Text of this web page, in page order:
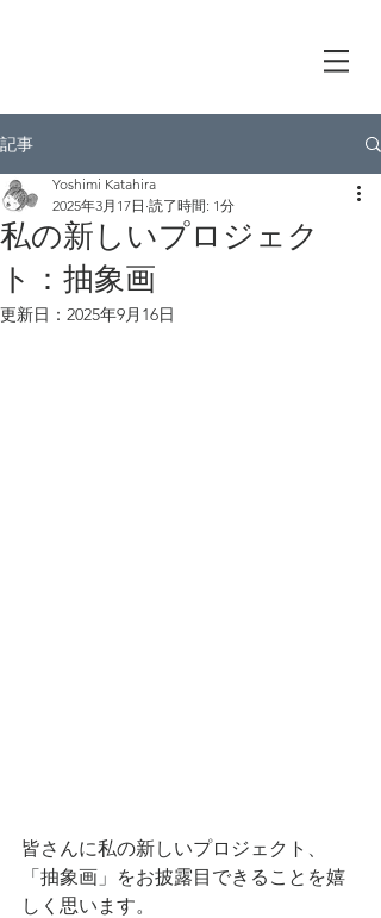
記事
私の新しいプロジェク
ト：抽象画
Yoshimi Katahira
2025年3月17日 読了時間: 1分
更新日： 2025年9月16日
皆さんに私の新しいプロジェクト、
「抽象画」をお披露目できることを嬉
しく思います。